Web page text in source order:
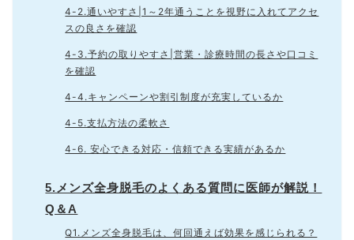
4-2.通いやすさ|1～2年通うことを視野に入れてアクセ
スの良さを確認
4-3.予約の取りやすさ|営業・診療時間の長さや口コミ
を確認
4-4.キャンペーンや割引制度が充実しているか
4-5.支払方法の柔軟さ
4-6. 安心できる対応・信頼できる実績があるか
5.メンズ全身脱毛のよくある質問に医師が解説！
Q＆A
Q1.メンズ全身脱毛は、何回通えば効果を感じられる？